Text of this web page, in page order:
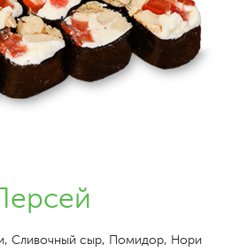
Сливочный сыр, Помидор, Нори